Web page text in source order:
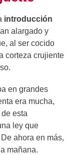
introducción
alargado y
al ser cocido
corteza crujiente
en grandes
era mucha,
esta
ley que
ahora en más,
mañana.